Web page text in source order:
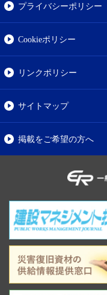
プライバシーポリシー
Cookieポリシー
リンクポリシー
サイトマップ
掲載をご希望の方へ